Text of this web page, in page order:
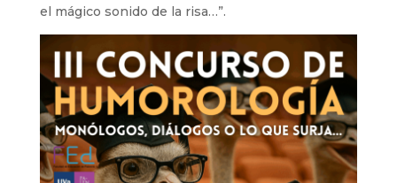
el mágico sonido de la risa…”.